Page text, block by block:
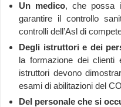
Un medico, che possa
garantire il controllo
controlli dell’Asl di
Degli istruttori e dei
la formazione dei clienti
istruttori devono
esami di abilitazioni del
Del personale che si